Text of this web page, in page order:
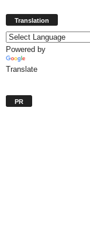
Translation
Powered by
Translate
PR